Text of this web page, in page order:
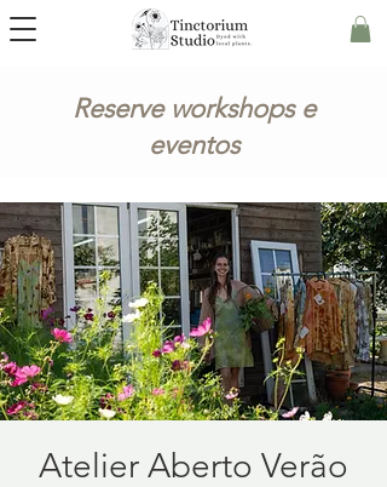
Reserve workshops e
eventos
Atelier Aberto Verão